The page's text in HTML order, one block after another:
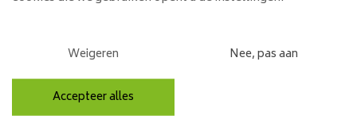
Mijn account
Categorieën
Contactgegevens
Volg ons
Weigeren Nee, pas aan
Accepteer alles